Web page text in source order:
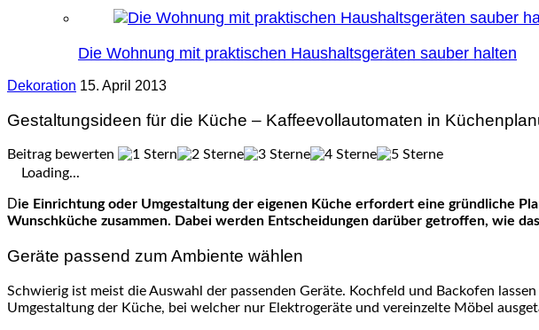
Die Wohnung mit praktischen Haushaltsgeräten sauber halten
Dekoration 15. April 2013
Gestaltungsideen für die Küche – Kaffeevollautomaten in
Beitrag bewerten
Loading...
Die Einrichtung oder Umgestaltung der eigenen Küche erfordert eine gründliche Planung. Kunden lassen sich in Möbelhäusern oder online beraten und stellen anschließend ihre
Wunschküche zusammen. Dabei werden Entscheidungen darüber getroffen, wie
Geräte passend zum Ambiente wählen
Schwierig ist meist die Auswahl der passenden Geräte. Kochfeld und Backofen
Umgestaltung der Küche, bei welcher nur Elektrogeräte und vereinzelte Möbel